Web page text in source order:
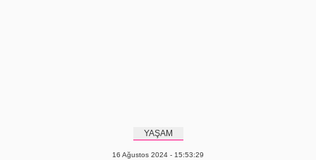
YAŞAM
16 Ağustos 2024 - 15:53:29